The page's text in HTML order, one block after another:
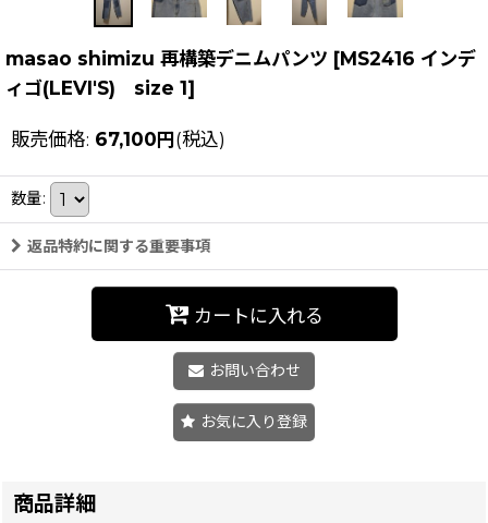
masao shimizu 再構築デニムパンツ [MS2416 インデ
ィゴ(LEVI'S) size 1]
販売価格: 67,100円(税込)
数量:
返品特約に関する重要事項
カートに入れる
お問い合わせ
お気に入り登録
商品詳細